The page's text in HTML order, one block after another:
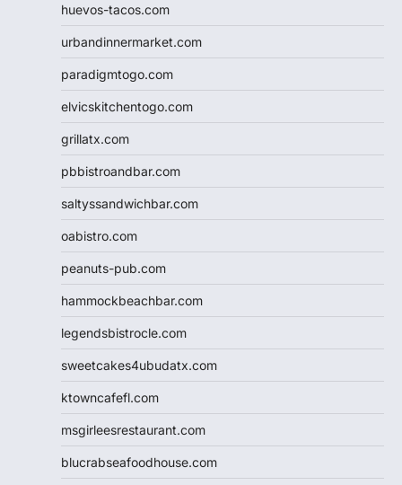
huevos-tacos.com
urbandinnermarket.com
paradigmtogo.com
elvicskitchentogo.com
grillatx.com
pbbistroandbar.com
saltyssandwichbar.com
oabistro.com
peanuts-pub.com
hammockbeachbar.com
legendsbistrocle.com
sweetcakes4ubudatx.com
ktowncafefl.com
msgirleesrestaurant.com
blucrabseafoodhouse.com